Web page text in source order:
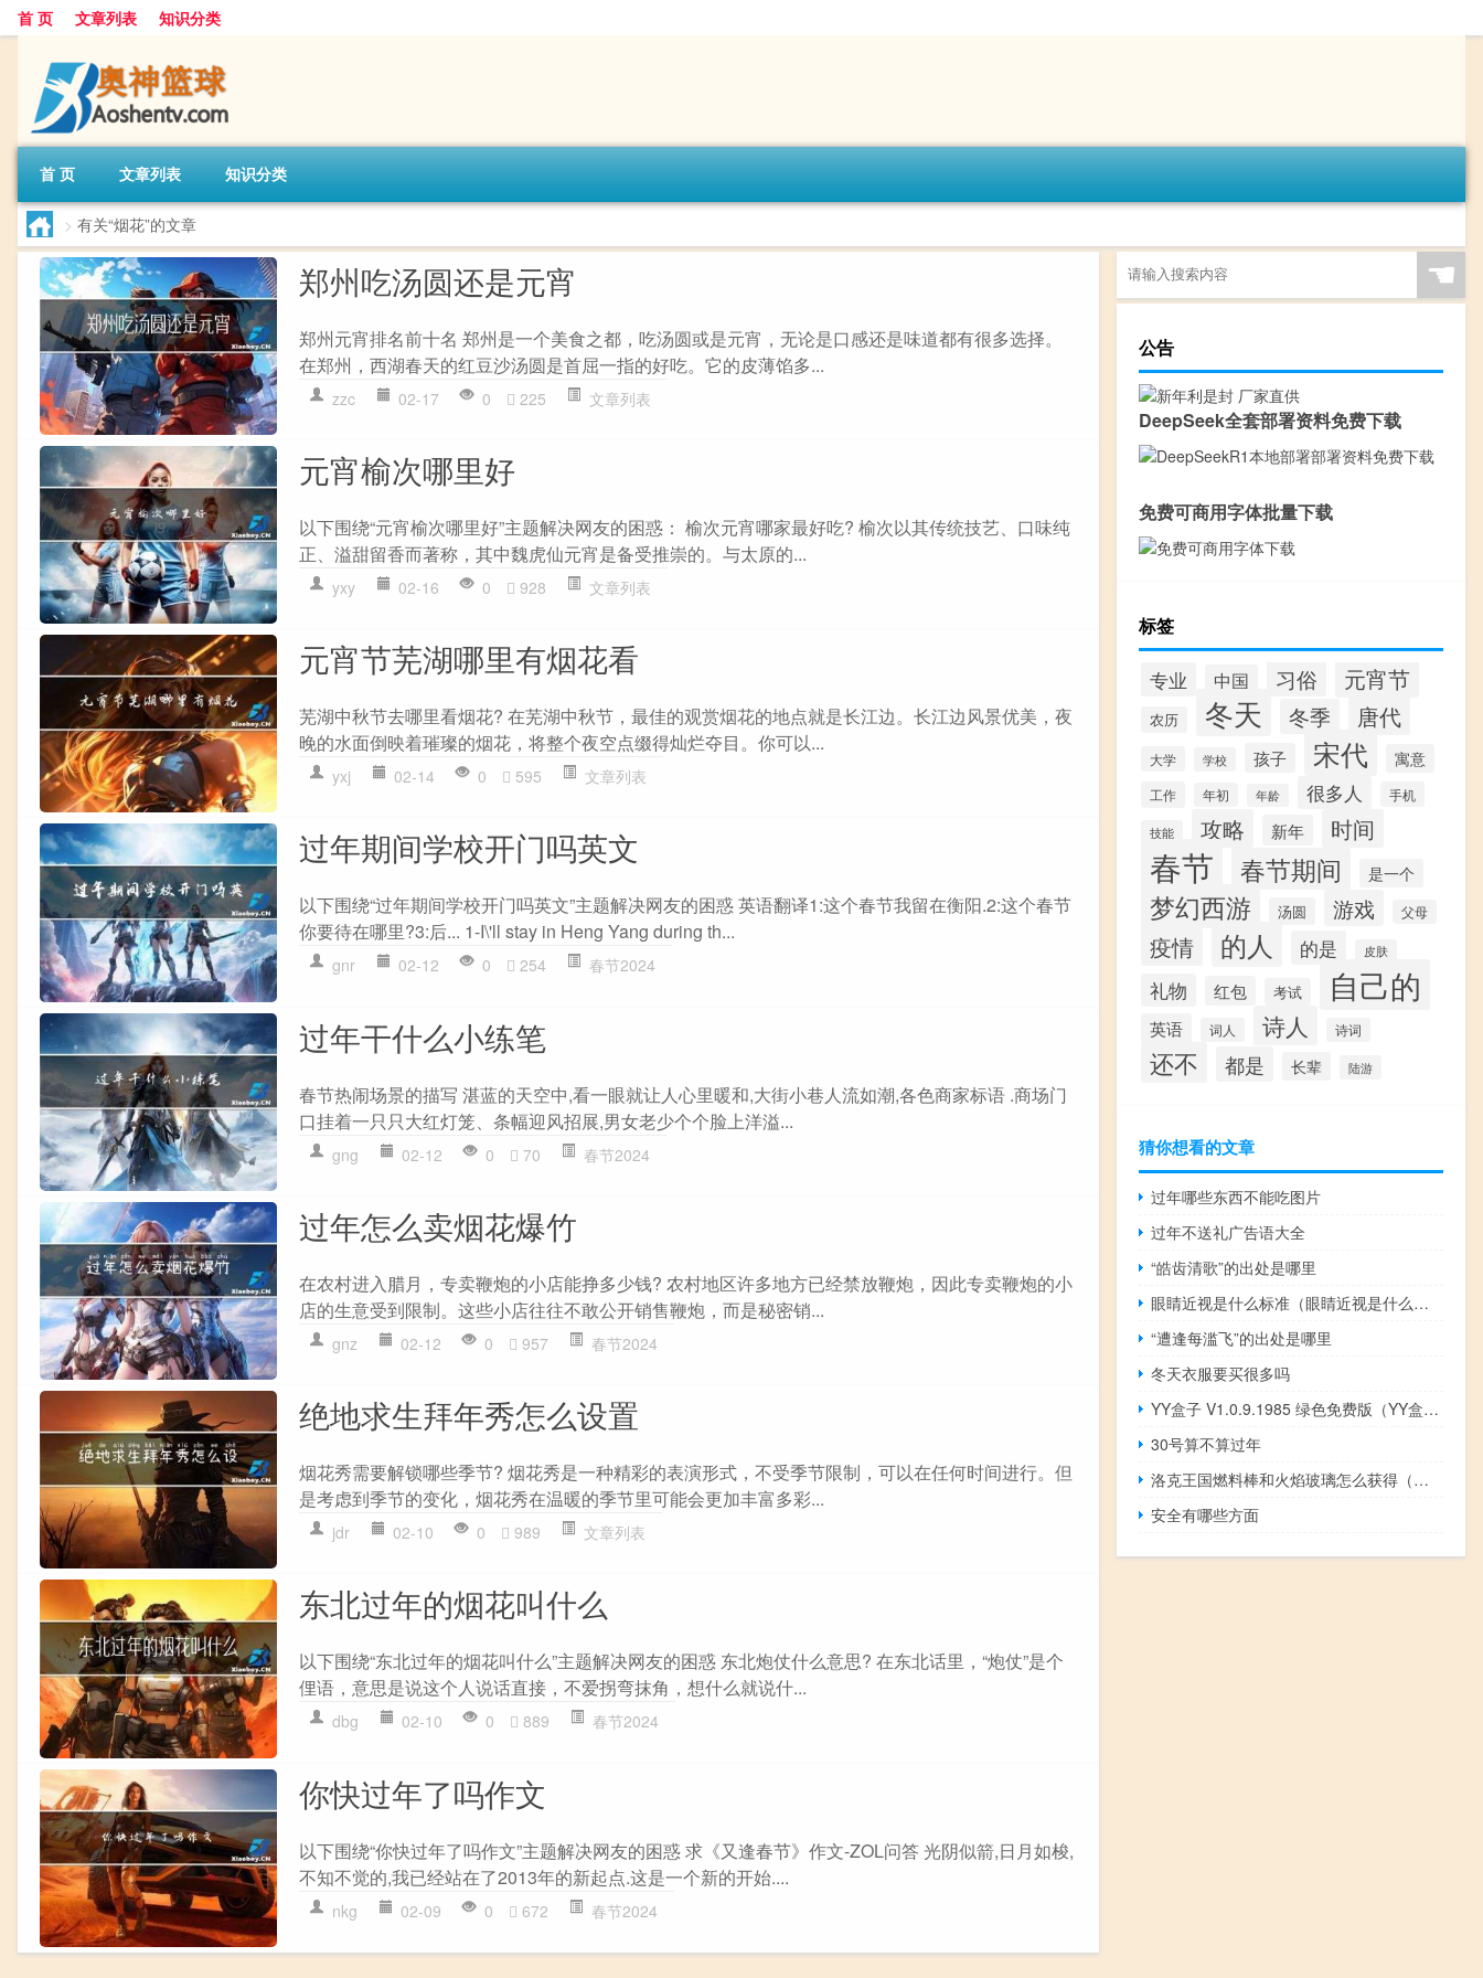
首 页 文章列表 知识分类
首 页 文章列表 知识分类
> 有关“烟花”的文章
郑州吃汤圆还是元宵
郑州元宵排名前十名 郑州是一个美食之都，吃汤圆或是元宵，无论是口感还是味道都有很多选择。
在郑州，西湖春天的红豆沙汤圆是首屈一指的好吃。它的皮薄馅多...
zzc 02-17 0 225 文章列表
元宵榆次哪里好
以下围绕“元宵榆次哪里好”主题解决网友的困惑： 榆次元宵哪家最好吃? 榆次以其传统技艺、口味纯
正、溢甜留香而著称，其中魏虎仙元宵是备受推崇的。与太原的...
yxy 02-16 0 928 文章列表
元宵节芜湖哪里有烟花看
芜湖中秋节去哪里看烟花? 在芜湖中秋节，最佳的观赏烟花的地点就是长江边。长江边风景优美，夜
晚的水面倒映着璀璨的烟花，将整个夜空点缀得灿烂夺目。你可以...
yxj 02-14 0 595 文章列表
过年期间学校开门吗英文
以下围绕“过年期间学校开门吗英文”主题解决网友的困惑 英语翻译1:这个春节我留在衡阳.2:这个春节
你要待在哪里?3:后... 1-I\'ll stay in Heng Yang during th...
gnr 02-12 0 254 春节2024
过年干什么小练笔
春节热闹场景的描写 湛蓝的天空中,看一眼就让人心里暖和,大街小巷人流如潮,各色商家标语 .商场门
口挂着一只只大红灯笼、条幅迎风招展,男女老少个个脸上洋溢...
gng 02-12 0 70 春节2024
过年怎么卖烟花爆竹
在农村进入腊月，专卖鞭炮的小店能挣多少钱? 农村地区许多地方已经禁放鞭炮，因此专卖鞭炮的小
店的生意受到限制。这些小店往往不敢公开销售鞭炮，而是秘密销...
gnz 02-12 0 957 春节2024
绝地求生拜年秀怎么设置
烟花秀需要解锁哪些季节? 烟花秀是一种精彩的表演形式，不受季节限制，可以在任何时间进行。但
是考虑到季节的变化，烟花秀在温暖的季节里可能会更加丰富多彩...
jdr 02-10 0 989 文章列表
东北过年的烟花叫什么
以下围绕“东北过年的烟花叫什么”主题解决网友的困惑 东北炮仗什么意思? 在东北话里，“炮仗”是个
俚语，意思是说这个人说话直接，不爱拐弯抹角，想什么就说什...
dbg 02-10 0 889 春节2024
你快过年了吗作文
以下围绕“你快过年了吗作文”主题解决网友的困惑 求《又逢春节》作文-ZOL问答 光阴似箭,日月如梭,
不知不觉的,我已经站在了2013年的新起点.这是一个新的开始....
nkg 02-09 0 672 春节2024
☚
公告
DeepSeek全套部署资料免费下载
免费可商用字体批量下载
标签
专业 中国 习俗 元宵节
农历 冬天 冬季 唐代
大学 学校 孩子 宋代 寓意
工作 年初 年龄 很多人 手机
技能 攻略 新年 时间
春节 春节期间 是一个
梦幻西游 汤圆 游戏 父母
疫情 的人 的是 皮肤
礼物 红包 考试 自己的
英语 词人 诗人 诗词
还不 都是 长辈 陆游
猜你想看的文章
过年哪些东西不能吃图片
过年不送礼广告语大全
“皓齿清歌”的出处是哪里
眼睛近视是什么标准（眼睛近视是什么原因）
“遭逢每滥飞”的出处是哪里
冬天衣服要买很多吗
YY盒子 V1.0.9.1985 绿色免费版（YY盒子 V1.0.9.1985 绿色免费版功能简介）
30号算不算过年
洛克王国燃料棒和火焰玻璃怎么获得（洛克王国燃料棒和火焰玻璃怎么得）
安全有哪些方面